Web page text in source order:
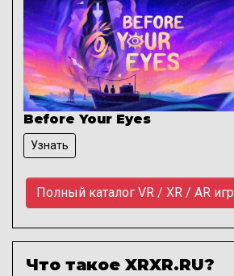
Before Your Eyes
Узнать
Полный каталог VR / XR / AR игр
Что такое XRXR.RU?